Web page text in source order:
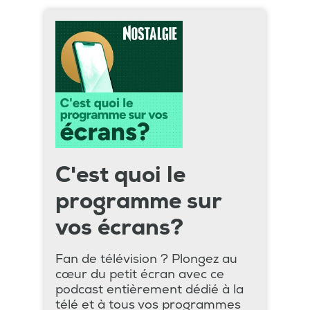
C'est quoi le
programme sur
vos écrans?
Fan de télévision ? Plongez au
cœur du petit écran avec ce
podcast entièrement dédié à la
télé et à tous vos programmes